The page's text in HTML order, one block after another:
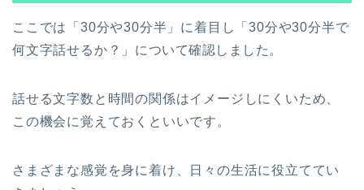
ここでは「30分や30分半」に着目し「30分や30分半で
何文字話せるか？」 について確認しました。
話せる文字数と時間の関係はイメージしにくいため、
この機会に覚えておくといいです。
さまざまな感覚を身に着け、日々の生活に役立ててい